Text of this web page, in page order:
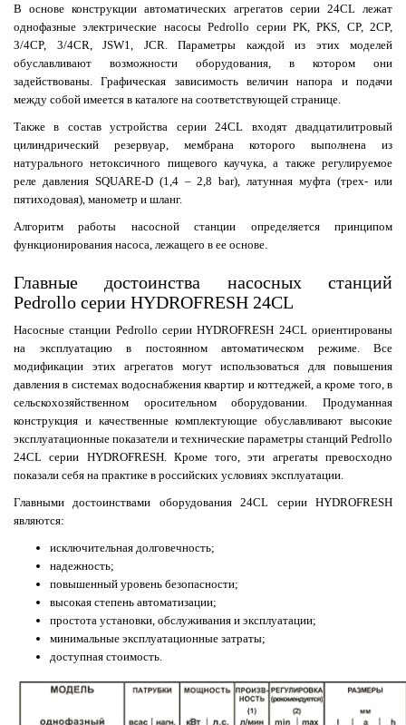
В основе конструкции автоматических агрегатов серии 24CL лежат
однофазные электрические насосы Pedrollo серии PK, PKS, CP, 2CP,
3/4CP, 3/4CR, JSW1, JCR. Параметры каждой из этих моделей
обуславливают возможности оборудования, в котором они
задействованы. Графическая зависимость величин напора и подачи
между собой имеется в каталоге на соответствующей странице.
Также в состав устройства серии 24CL входят двадцатилитровый
цилиндрический резервуар, мембрана которого выполнена из
натурального нетоксичного пищевого каучука, а также регулируемое
реле давления SQUARE-D (1,4 – 2,8 bar), латунная муфта (трех- или
пятиходовая), манометр и шланг.
Алгоритм работы насосной станции определяется принципом
функционирования насоса, лежащего в ее основе.
Главные достоинства насосных станций
Pedrollo серии HYDROFRESH 24CL
Насосные станции Pedrollo серии HYDROFRESH 24CL ориентированы
на эксплуатацию в постоянном автоматическом режиме. Все
модификации этих агрегатов могут использоваться для повышения
давления в системах водоснабжения квартир и коттеджей, а кроме того, в
сельскохозяйственном оросительном оборудовании. Продуманная
конструкция и качественные комплектующие обуславливают высокие
эксплуатационные показатели и технические параметры станций Pedrollo
24CL серии HYDROFRESH. Кроме того, эти агрегаты превосходно
показали себя на практике в российских условиях эксплуатации.
Главными достоинствами оборудования 24CL серии HYDROFRESH
являются:
исключительная долговечность;
надежность;
повышенный уровень безопасности;
высокая степень автоматизации;
простота установки, обслуживания и эксплуатации;
минимальные эксплуатационные затраты;
доступная стоимость.